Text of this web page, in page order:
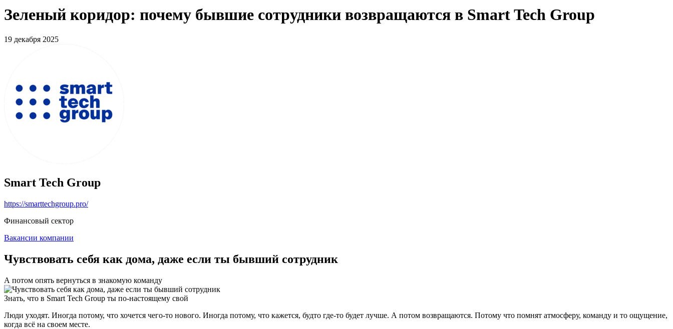
Зеленый коридор: почему бывшие сотрудники возвращаются в Smart Tech Group
19 декабря 2025
Smart Tech Group
https://smarttechgroup.pro/
Финансовый сектор
Вакансии компании
Чувствовать себя как дома, даже если ты бывший сотрудник
А потом опять вернуться в знакомую команду
Знать, что в Smart Tech Group ты по-настоящему свой
Люди уходят. Иногда потому, что хочется чего-то нового. Иногда потому, что кажется, будто где-то будет лучше. А потом возвращаются. Потому что помнят атмосферу, команду и то ощущение,
когда всё на своем месте.